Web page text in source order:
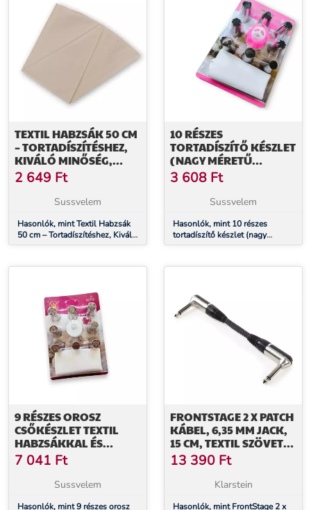
TEXTIL HABZSÁK 50 CM
– TORTADÍSZÍTÉSHEZ,
KIVÁLÓ MINŐSÉG,
TARTÓS
2 649 Ft
Sussvelem
Hasonlók, mint Textil Habzsák
50 cm – Tortadíszítéshez, Kiváló
Minőség, Tartós
10 RÉSZES
TORTADÍSZÍTŐ KÉSZLET
(NAGY MÉRETŰ
DÍSZÍTŐCSŐ, TEXTIL
HABZSÁK, OSZTOTT
CSATLAKOZÓ)
3 608 Ft
Sussvelem
Hasonlók, mint 10 részes
tortadíszítő készlet (nagy
méretű díszítőcső, textil
9 RÉSZES OROSZ
CSŐKÉSZLET TEXTIL
HABZSÁKKAL ÉS
CSATLAKOZÓVAL
7 041 Ft
Sussvelem
Hasonlók, mint 9 részes orosz
FRONTSTAGE 2 X PATCH
KÁBEL, 6,35 MM JACK,
15 CM, TEXTIL SZÖVET
BEVONAT, SZÖGLETES
13 390 Ft
Klarstein
Hasonlók, mint FrontStage 2 x